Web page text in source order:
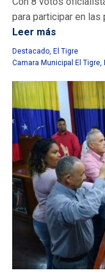
para participar en
Leer más
Destacado, El Tigre
Camara Municipal El Tigre,